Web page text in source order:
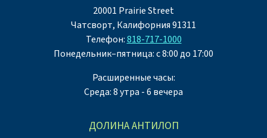
20001 Prairie Street
Чатсворт, Калифорния 91311
Телефон:818-717-1000
Понедельник–пятница: с 8:00 до 17:00
Расширенные часы:
Среда: 8 утра - 6 вечера
ДОЛИНА АНТИЛОП